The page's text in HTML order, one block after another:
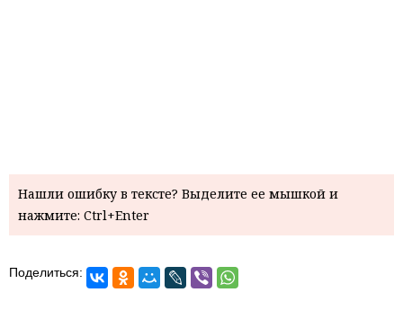
Нашли ошибку в тексте? Выделите ее мышкой и
нажмите: Ctrl+Enter
Поделиться: